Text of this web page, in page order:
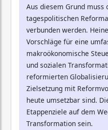
Aus diesem Grund
tagespolitischen
verbunden werden.
Vorschläge für eine
makroökonomische
und sozialen
reformierten
Zielsetzung mit
heute umsetzbar sind.
Etappenziele auf dem
Transformation sein.